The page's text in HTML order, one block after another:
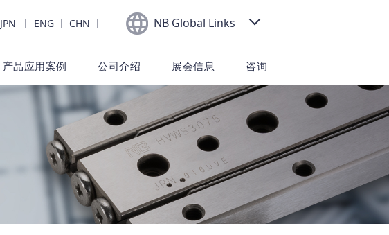
JPN ENG CHN NB Global Links
产品应用案例 公司介绍 展会信息 咨询